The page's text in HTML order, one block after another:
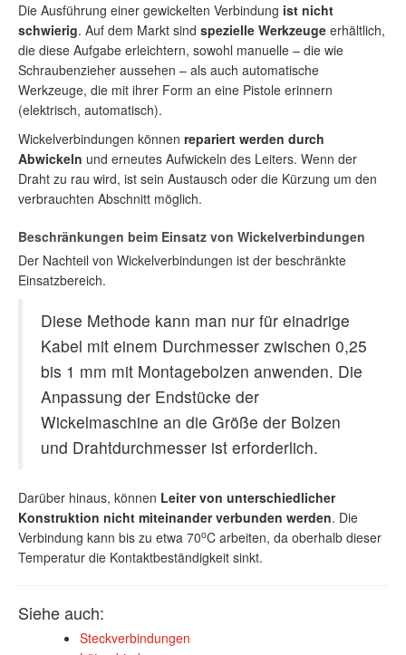
Die Ausführung einer gewickelten Verbindung ist nicht
schwierig. Auf dem Markt sind spezielle Werkzeuge erhältlich,
die diese Aufgabe erleichtern, sowohl manuelle – die wie
Schraubenzieher aussehen – als auch automatische
Werkzeuge, die mit ihrer Form an eine Pistole erinnern
(elektrisch, automatisch).
Wickelverbindungen können repariert werden durch
Abwickeln und erneutes Aufwickeln des Leiters. Wenn der
Draht zu rau wird, ist sein Austausch oder die Kürzung um den
verbrauchten Abschnitt möglich.
Beschränkungen beim Einsatz von Wickelverbindungen
Der Nachteil von Wickelverbindungen ist der beschränkte
Einsatzbereich.
Diese Methode kann man nur für einadrige
Kabel mit einem Durchmesser zwischen 0,25
bis 1 mm mit Montagebolzen anwenden. Die
Anpassung der Endstücke der
Wickelmaschine an die Größe der Bolzen
und Drahtdurchmesser ist erforderlich.
Darüber hinaus, können Leiter von unterschiedlicher
Konstruktion nicht miteinander verbunden werden. Die
Verbindung kann bis zu etwa 70oC arbeiten, da oberhalb dieser
Temperatur die Kontaktbeständigkeit sinkt.
Siehe auch:
Steckverbindungen